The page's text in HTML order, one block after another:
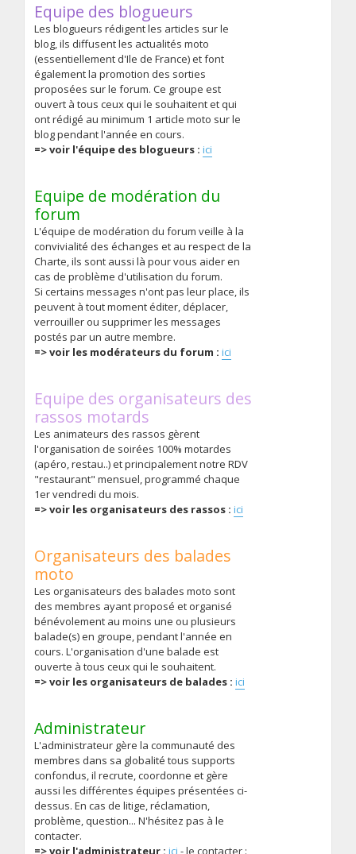
Equipe des blogueurs
Les blogueurs rédigent les articles sur le
blog, ils diffusent les actualités moto
(essentiellement d'Ile de France) et font
également la promotion des sorties
proposées sur le forum. Ce groupe est
ouvert à tous ceux qui le souhaitent et qui
ont rédigé au minimum 1 article moto sur le
blog pendant l'année en cours.
=> voir l'équipe des blogueurs : ici
Equipe de modération du
forum
L'équipe de modération du forum veille à la
convivialité des échanges et au respect de la
Charte, ils sont aussi là pour vous aider en
cas de problème d'utilisation du forum.
Si certains messages n'ont pas leur place, ils
peuvent à tout moment éditer, déplacer,
verrouiller ou supprimer les messages
postés par un autre membre.
=> voir les modérateurs du forum : ici
Equipe des organisateurs des
rassos motards
Les animateurs des rassos gèrent
l'organisation de soirées 100% motardes
(apéro, restau..) et principalement notre RDV
"restaurant" mensuel, programmé chaque
1er vendredi du mois.
=> voir les organisateurs des rassos : ici
Organisateurs des balades
moto
Les organisateurs des balades moto sont
des membres ayant proposé et organisé
bénévolement au moins une ou plusieurs
balade(s) en groupe, pendant l'année en
cours. L'organisation d'une balade est
ouverte à tous ceux qui le souhaitent.
=> voir les organisateurs de balades : ici
Administrateur
L'administrateur gère la communauté des
membres dans sa globalité tous supports
confondus, il recrute, coordonne et gère
aussi les différentes équipes présentées ci-
dessus. En cas de litige, réclamation,
problème, question... N'hésitez pas à le
contacter.
=> voir l'administrateur : ici - le contacter :